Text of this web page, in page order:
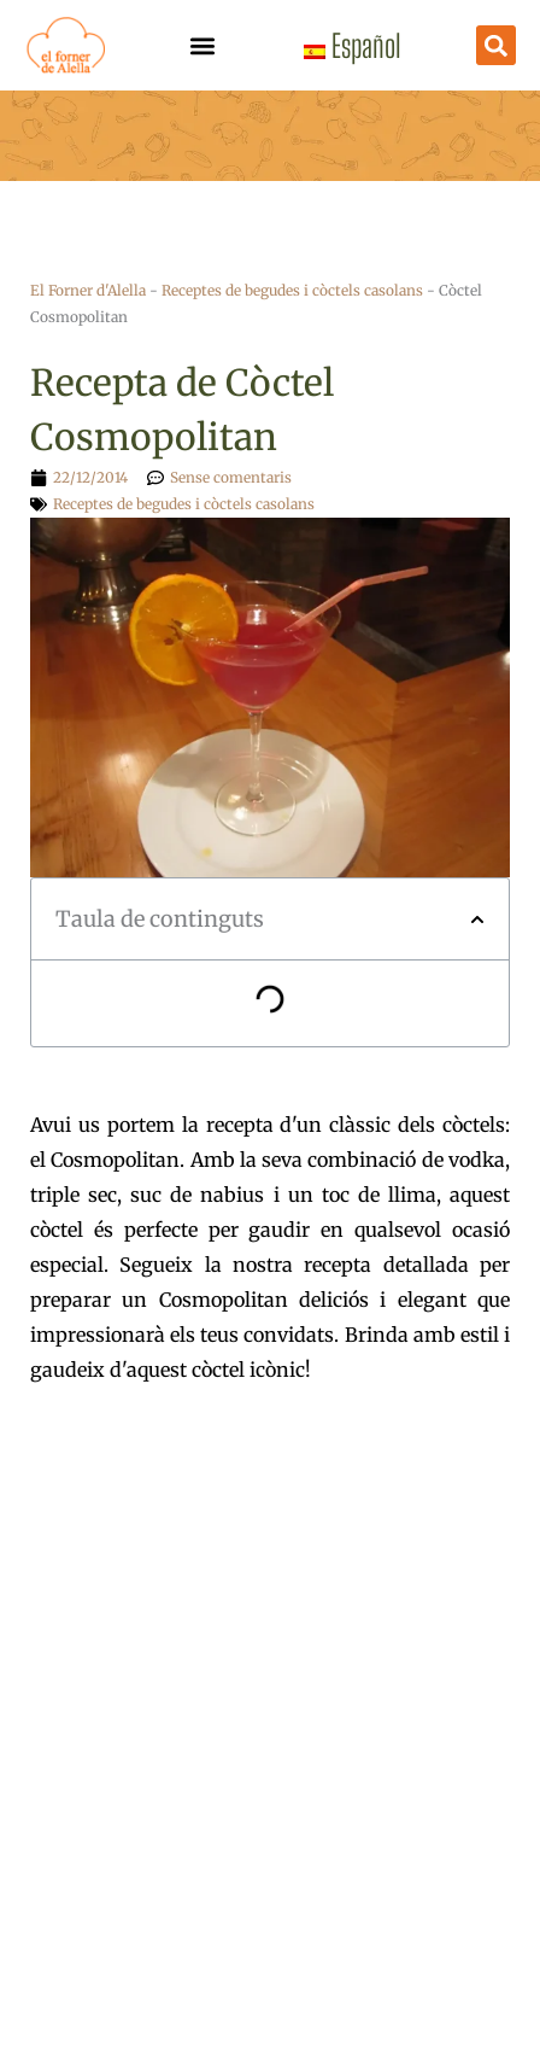
contingut
Español
El Forner d'Alella - Receptes de begudes i còctels casolans - Còctel
Cosmopolitan
Recepta de Còctel
Cosmopolitan
22/12/2014
Sense comentaris
Receptes de begudes i còctels casolans
Taula de continguts
Avui us portem la recepta d'un clàssic dels còctels:
el Cosmopolitan. Amb la seva combinació de vodka,
triple sec, suc de nabius i un toc de llima, aquest
còctel és perfecte per gaudir en qualsevol ocasió
especial. Segueix la nostra recepta detallada per
preparar un Cosmopolitan deliciós i elegant que
impressionarà els teus convidats. Brinda amb estil i
gaudeix d'aquest còctel icònic!